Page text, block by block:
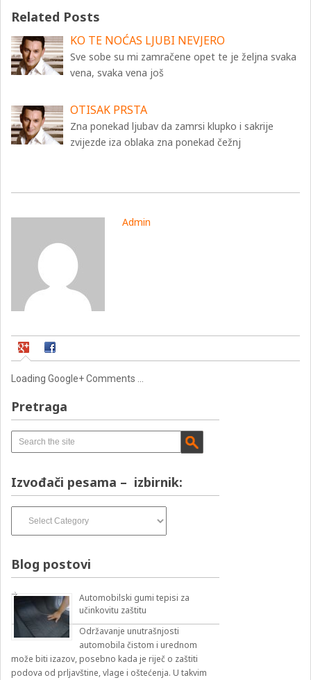
Related Posts
KO TE NOĆAS LJUBI NEVJERO
Sve sobe su mi zamračene opet te je željna svaka
vena, svaka vena još
OTISAK PRSTA
Zna ponekad ljubav da zamrsi klupko i sakrije
zvijezde iza oblaka zna ponekad čežnj
Admin
Loading Google+ Comments ...
Pretraga
Izvođači pesama – izbirnik:
pesama
Blog postovi
Automobilski gumi tepisi za
učinkovitu zaštitu
Održavanje unutrašnjosti
automobila čistom i urednom
može biti izazov, posebno kada je riječ o zaštiti
podova od prljavštine, vlage i oštećenja. U takvim